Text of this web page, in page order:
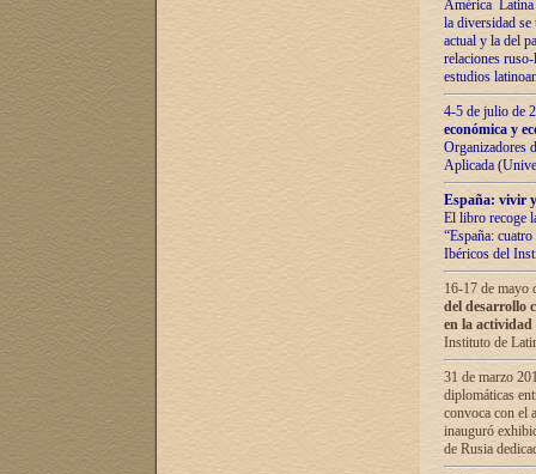
América Latina
la diversidad
actual у lа del
relaciones
estudios
4-5 de julio de
económica y
Organizadores
Aplicada
España: vivir
El libro recoge
“España:
Ibéricos del
16-17 de mayo
del desarrollo
en la
Instituto de
31 de marzo
diplomáticas
convoca con el
inauguró
de Rusia